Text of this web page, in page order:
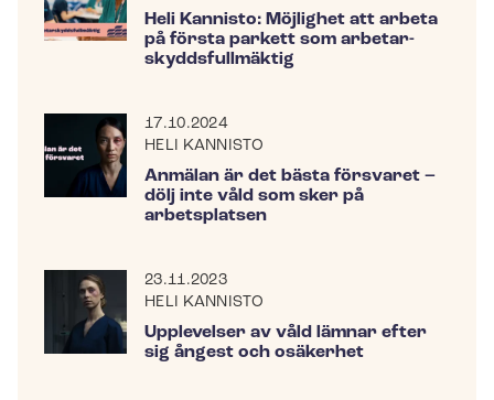
Heli Kannisto: Möjlighet att arbeta
på första parkett som ar­be­tar­
skydds­full­mäk­tig
17.10.2024
HELI KANNISTO
Anmälan är det bästa försvaret –
dölj inte våld som sker på
arbetsplatsen
23.11.2023
HELI KANNISTO
Upplevelser av våld lämnar efter
sig ångest och osäkerhet